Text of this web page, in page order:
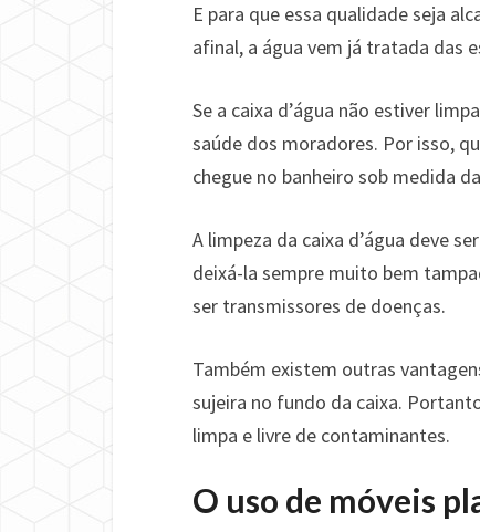
E para que essa qualidade seja
afinal, a água vem já tratada das
Se a caixa d’água não estiver
saúde dos moradores. Por isso,
chegue no banheiro sob medida
A limpeza da caixa d’água deve
deixá-la sempre muito bem
ser transmissores de doenças.
Também existem outras
sujeira no fundo da caixa.
limpa e livre de contaminantes.
O uso de móveis